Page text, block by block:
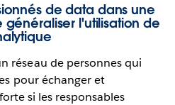
de data dans une
l'utilisation de
réseau de personnes qui
pour échanger et
si les responsables